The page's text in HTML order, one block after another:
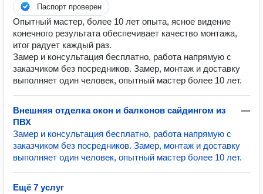
Паспорт проверен
Опытный мастер, более 10 лет опыта, ясное видение
конечного результата обеспечивает качество монтажа,
итог радует каждый раз.
Замер и консультация бесплатно, работа напрямую с
заказчиком без посредников. Замер, монтаж и доставку
выполняет один человек, опытный мастер более 10 лет.
Внешняя отделка окон и балконов сайдингом из
ПВХ
—
Замер и консультация бесплатно, работа напрямую с
заказчиком без посредников. Замер, монтаж и доставку
выполняет один человек, опытный мастер более 10 лет.
Ещё 7 услуг